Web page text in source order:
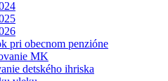
pri obecnom penzióne
MK
detského ihriska